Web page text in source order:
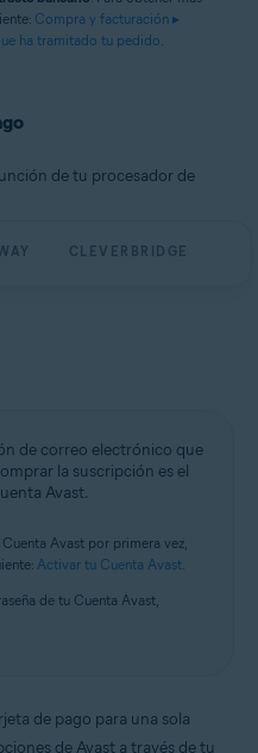
Compra y facturación ▸
ha tramitado tu pedido.
de tu procesador de
CLEVERBRIDGE
de correo electrónico que
la suscripción es el
Avast.
Avast por primera vez,
Activar tu Cuenta Avast.
de tu Cuenta Avast,
de pago para una sola
de Avast a través de tu